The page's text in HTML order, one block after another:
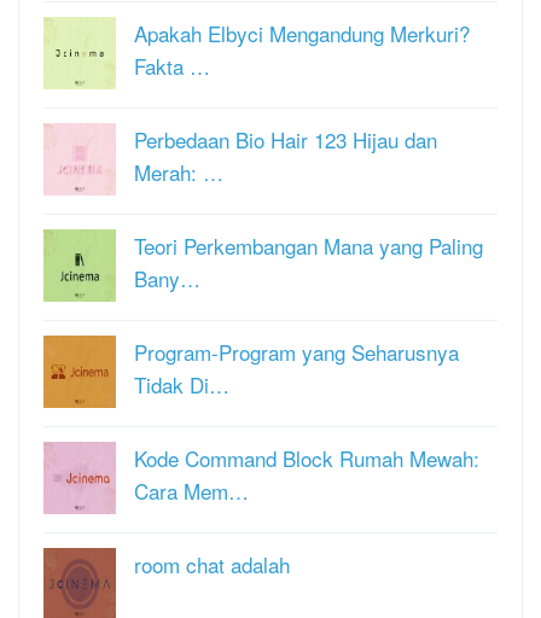
Apakah Elbyci Mengandung Merkuri?
Fakta …
Perbedaan Bio Hair 123 Hijau dan
Merah: …
Teori Perkembangan Mana yang Paling
Bany…
Program-Program yang Seharusnya
Tidak Di…
Kode Command Block Rumah Mewah:
Cara Mem…
room chat adalah